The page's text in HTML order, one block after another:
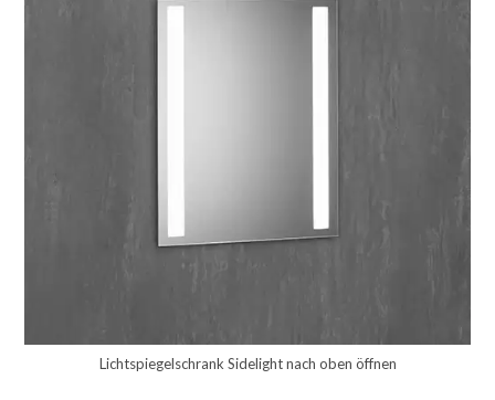
Lichtspiegelschrank Sidelight nach oben öffnen